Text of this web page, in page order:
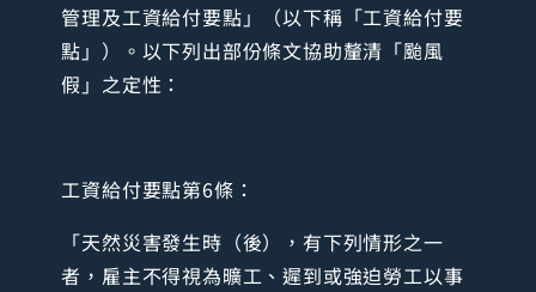
管理及工資給付要點」（以下稱「工資給付要
點」）。以下列出部份條文協助釐清「颱風
假」之定性：
工資給付要點第6條：
「天然災害發生時（後），有下列情形之一
者，雇主不得視為曠工、遲到或強迫勞工以事